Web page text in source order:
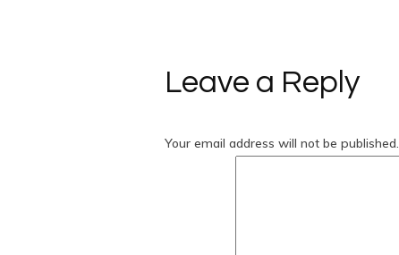
Leave a Reply
Your email address will not be published.